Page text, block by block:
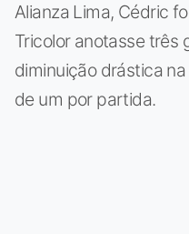
Alianza Lima, Cédric
Tricolor anotasse três
diminuição drástica
de um por partida.